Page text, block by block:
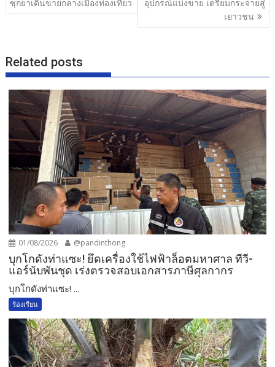
k
ซุกยาเดินขายกลางเมืองท่องเที่ยว
อุปกรณ์แบ่งขาย เตรียมกระจายสู่
เยาวชน
Related posts
01/08/2026 @pandinthong
บุกโกดังท่าแซะ! ยึดเครื่องใช้ไฟฟ้าล็อตมหาศาล ทีวี-
แอร์นับพันชุด เร่งตรวจสอบเอกสารภาษีศุลกากร
บุกโกดังท่าแซะ! ...
ร้องเรียน